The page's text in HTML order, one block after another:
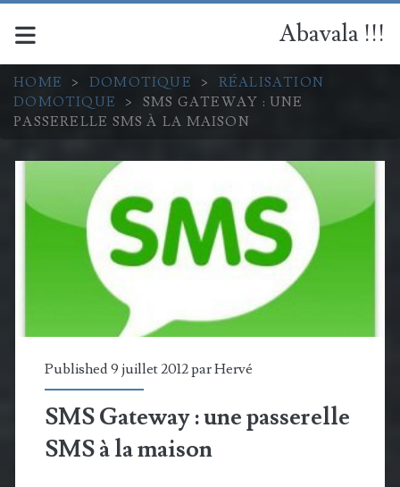
Abavala !!!
HOME > DOMOTIQUE >
RÉALISATION
DOMOTIQUE
>
SMS GATEWAY : UNE
PASSERELLE SMS À LA MAISON
Published 9 juillet 2012 parHervé
SMS Gateway : une passerelle
SMS à la maison